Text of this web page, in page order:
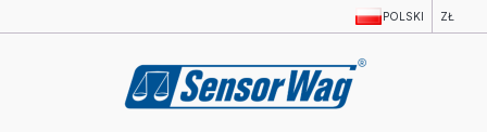
POLSKI ZŁ